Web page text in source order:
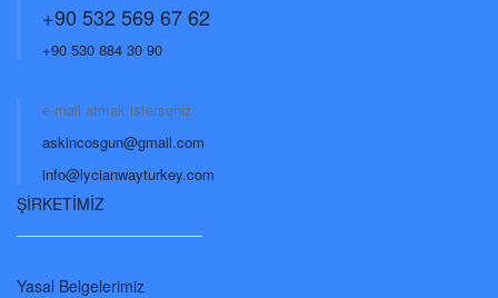
+90 532 569 67 62
+90 530 884 30 90
e-mail atmak isterseniz:
askincosgun@gmail.com
info@lycianwayturkey.com
ŞİRKETİMİZ
Yasal Belgelerimiz